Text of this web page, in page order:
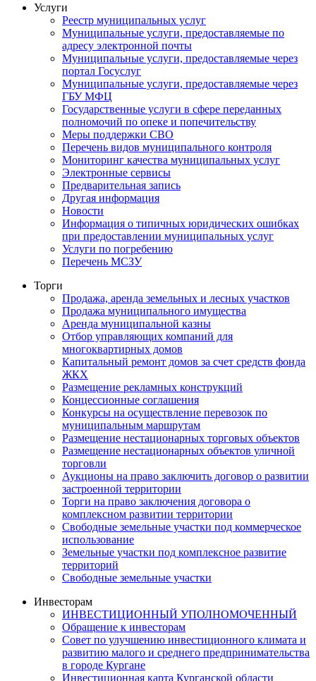
Услуги
Реестр муниципальных услуг
Муниципальные услуги, предоставляемые по
адресу электронной почты
Муниципальные услуги, предоставляемые через
портал Госуслуг
Муниципальные услуги, предоставляемые через
ГБУ МФЦ
Государственные услуги в сфере переданных
полномочий по опеке и попечительству
Меры поддержки СВО
Перечень видов муниципального контроля
Мониторинг качества муниципальных услуг
Электронные сервисы
Предварительная запись
Другая информация
Новости
Информация о типичных юридических ошибках
при предоставлении муниципальных услуг
Услуги по погребению
Перечень МСЗУ
Торги
Продажа, аренда земельных и лесных участков
Продажа муниципального имущества
Аренда муниципальной казны
Отбор управляющих компаний для
многоквартирных домов
Капитальный ремонт домов за счет средств фонда
ЖКХ
Размещение рекламных конструкций
Концессионные соглашения
Конкурсы на осуществление перевозок по
муниципальным маршрутам
Размещение нестационарных торговых объектов
Размещение нестационарных объектов уличной
торговли
Аукционы на право заключить договор о развитии
застроенной территории
Торги на право заключения договора о
комплексном развитии территории
Свободные земельные участки под коммерческое
использование
Земельные участки под комплексное развитие
территорий
Свободные земельные участки
Инвесторам
ИНВЕСТИЦИОННЫЙ УПОЛНОМОЧЕННЫЙ
Обращение к инвесторам
Совет по улучшению инвестиционного климата и
развитию малого и среднего предпринимательства
в городе Кургане
Инвестиционная карта Курганской области